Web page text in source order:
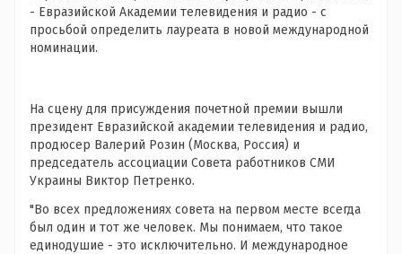
- Евразийской Академии телевидения и радио - с
просьбой определить лауреата в новой международной
номинации.
На сцену для присуждения почетной премии вышли
президент Евразийской академии телевидения и радио,
продюсер Валерий Розин (Москва, Россия) и
председатель ассоциации Совета работников СМИ
Украины Виктор Петренко.
"Во всех предложениях совета на первом месте всегда
был один и тот же человек. Мы понимаем, что такое
единодушие - это исключительно. И международное